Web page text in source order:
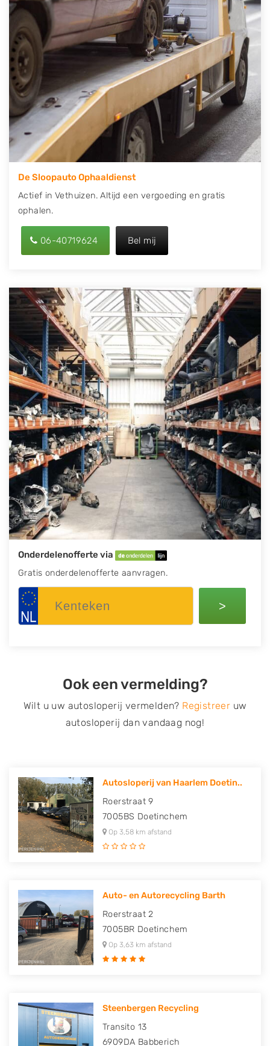
aanvragen? Dat kan via de Onderdelenlijn! Vul uw
kenteken in en druk op verzenden.
Wij kunnen u helpen met de inkoop van auto's van
eigenlijk alle merken, zoals Alfa Romeo, Audi, BMW,
Chevrolet, Citroën, Dacia, Fiat, Ford, Honda, Hyundai,
Kia, Mazda, Mercedes Benz, Mitsubishi, Nissan, Opel,
Peugeot, Porsche, Renault, Seat, Skoda, Suzuki, Tesla,
Toyota, Volkswagen en Volvo.
De Sloopauto Ophaaldienst
Actief in Vethuizen. Altijd een vergoeding en gratis
ophalen.
06-40719624 Bel mij
Onderdelenofferte via
Gratis onderdelenofferte aanvragen.
>
Ook een vermelding?
Wilt u uw autosloperij vermelden? Registreer uw
autosloperij dan vandaag nog!
Autosloperij van Haarlem Doetin..
Roerstraat 9
7005BS Doetinchem
Op 3,58 km afstand
Auto- en Autorecycling Barth
Roerstraat 2
7005BR Doetinchem
Op 3,63 km afstand
Steenbergen Recycling
Transito 13
6909DA Babberich